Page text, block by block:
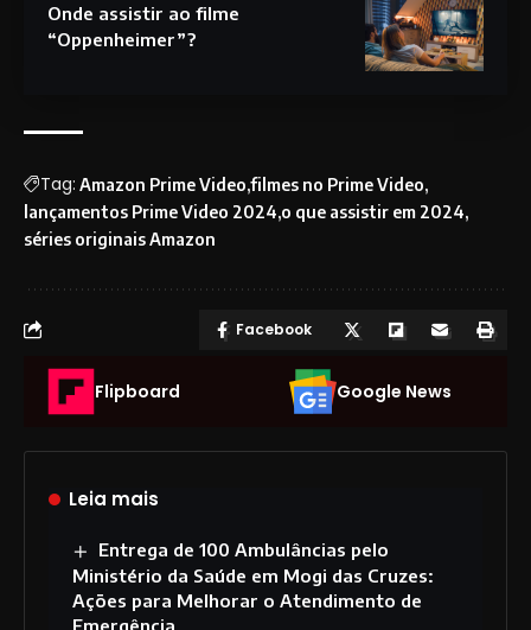
Onde assistir ao filme
“Oppenheimer”?
Tag: Amazon Prime Video filmes no Prime Video
lançamentos Prime Video 2024 o que assistir em 2024
séries originais Amazon
Facebook
Flipboard Google News
Leia mais
Entrega de 100 Ambulâncias pelo
Ministério da Saúde em Mogi das Cruzes:
Ações para Melhorar o Atendimento de
Emergência